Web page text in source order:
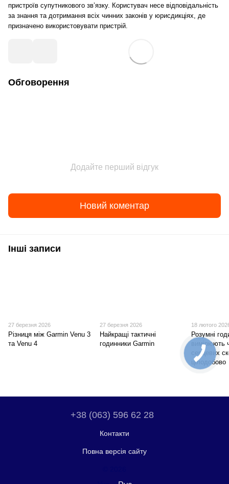
пристроїв супутникового зв’язку. Користувач несе відповідальність
за знання та дотримання всіх чинних законів у юрисдикціях, де
призначено використовувати пристрій.
Обговорення
Додайте перший відгук
Новий коментар
Інші записи
27 березня 2026
Різниця між Garmin Venu 3
та Venu 4
27 березня 2026
Найкращі тактичні
годинники Garmin
18 лютого
Розумні
вимірюють
серцевих
цілодобово
+38 (063) 596 62 28
Контакти
Повна версія сайту